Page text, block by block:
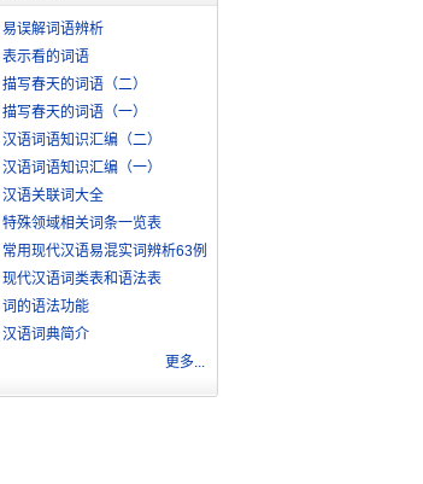
易误解词语辨析
表示看的词语
描写春天的词语（二）
描写春天的词语（一）
汉语词语知识汇编（二）
汉语词语知识汇编（一）
汉语关联词大全
特殊领域相关词条一览表
常用现代汉语易混实词辨析63例
现代汉语词类表和语法表
词的语法功能
汉语词典简介
更多...